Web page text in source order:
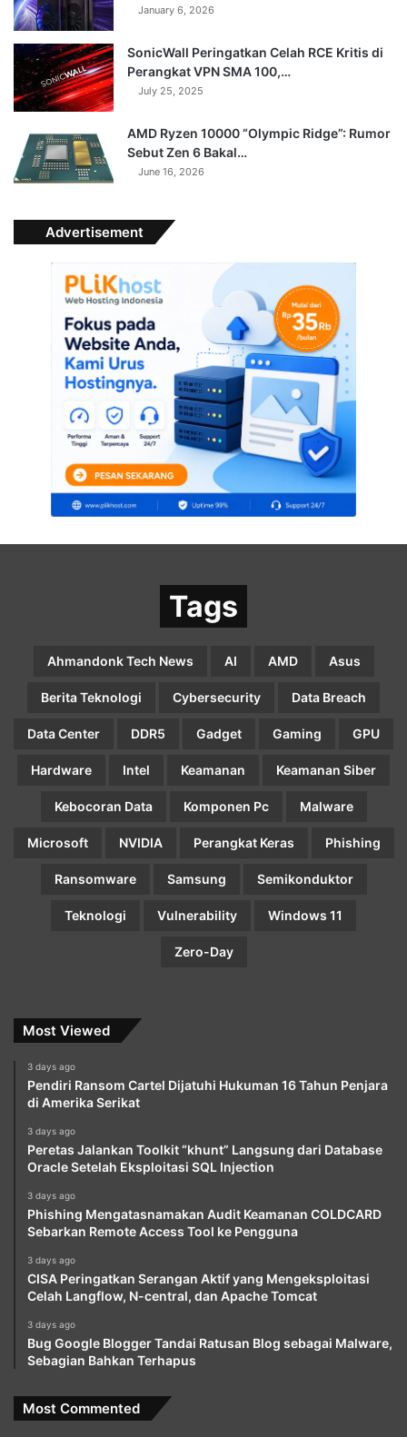
January 6, 2026
SonicWall Peringatkan Celah RCE Kritis di
Perangkat VPN SMA 100,…
July 25, 2025
AMD Ryzen 10000 “Olympic Ridge”: Rumor
Sebut Zen 6 Bakal…
June 16, 2026
Advertisement
Tags
Ahmandonk Tech News AI AMD Asus
Berita Teknologi Cybersecurity Data Breach
Data Center DDR5 Gadget Gaming GPU
Hardware Intel Keamanan Keamanan Siber
Kebocoran Data Komponen Pc Malware
Microsoft NVIDIA Perangkat Keras Phishing
Ransomware Samsung Semikonduktor
Teknologi Vulnerability Windows 11
Zero-Day
Most Viewed
3 days ago
Pendiri Ransom Cartel Dijatuhi Hukuman 16 Tahun Penjara
di Amerika Serikat
3 days ago
Peretas Jalankan Toolkit “khunt” Langsung dari Database
Oracle Setelah Eksploitasi SQL Injection
3 days ago
Phishing Mengatasnamakan Audit Keamanan COLDCARD
Sebarkan Remote Access Tool ke Pengguna
3 days ago
CISA Peringatkan Serangan Aktif yang Mengeksploitasi
Celah Langflow, N-central, dan Apache Tomcat
3 days ago
Bug Google Blogger Tandai Ratusan Blog sebagai Malware,
Sebagian Bahkan Terhapus
Most Commented